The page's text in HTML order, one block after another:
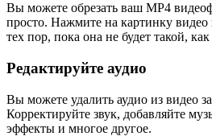
Вы можете обрезать ваш MP4
просто. Нажмите на картинку видео
тех пор, пока она не будет такой,
Редактируйте аудио
Вы можете удалить аудио из видео
Корректируйте звук, добавляйте
эффекты и многое другое.